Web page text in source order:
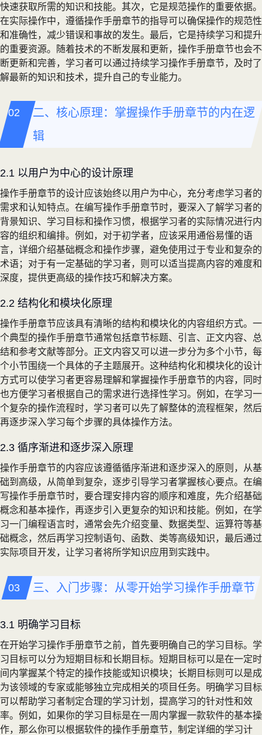
快速获取所需的知识和技能。其次，它是规范操作的重要依据。
在实际操作中，遵循操作手册章节的指导可以确保操作的规范性
和准确性，减少错误和事故的发生。最后，它是持续学习和提升
的重要资源。随着技术的不断发展和更新，操作手册章节也会不
断更新和完善，学习者可以通过持续学习操作手册章节，及时了
解最新的知识和技术，提升自己的专业能力。
二、核心原理：掌握操作手册章节的内在逻
辑
2.1 以用户为中心的设计原理
操作手册章节的设计应该始终以用户为中心，充分考虑学习者的
需求和认知特点。在编写操作手册章节时，要深入了解学习者的
背景知识、学习目标和操作习惯，根据学习者的实际情况进行内
容的组织和编排。例如，对于初学者，应该采用通俗易懂的语
言，详细介绍基础概念和操作步骤，避免使用过于专业和复杂的
术语；对于有一定基础的学习者，则可以适当提高内容的难度和
深度，提供更高级的操作技巧和解决方案。
2.2 结构化和模块化原理
操作手册章节应该具有清晰的结构和模块化的内容组织方式。一
个典型的操作手册章节通常包括章节标题、引言、正文内容、总
结和参考文献等部分。正文内容又可以进一步分为多个小节，每
个小节围绕一个具体的子主题展开。这种结构化和模块化的设计
方式可以使学习者更容易理解和掌握操作手册章节的内容，同时
也方便学习者根据自己的需求进行选择性学习。例如，在学习一
个复杂的操作流程时，学习者可以先了解整体的流程框架，然后
再逐步深入学习每个步骤的具体操作方法。
2.3 循序渐进和逐步深入原理
操作手册章节的内容应该遵循循序渐进和逐步深入的原则，从基
础到高级，从简单到复杂，逐步引导学习者掌握核心要点。在编
写操作手册章节时，要合理安排内容的顺序和难度，先介绍基础
概念和基本操作，再逐步引入更复杂的知识和技能。例如，在学
习一门编程语言时，通常会先介绍变量、数据类型、运算符等基
础概念，然后再学习控制语句、函数、类等高级知识，最后通过
实际项目开发，让学习者将所学知识应用到实践中。
三、入门步骤：从零开始学习操作手册章节
3.1 明确学习目标
在开始学习操作手册章节之前，首先要明确自己的学习目标。学
习目标可以分为短期目标和长期目标。短期目标可以是在一定时
间内掌握某个特定的操作技能或知识模块；长期目标则可以是成
为该领域的专家或能够独立完成相关的项目任务。明确学习目标
可以帮助学习者制定合理的学习计划，提高学习的针对性和效
率。例如，如果你的学习目标是在一周内掌握一款软件的基本操
作，那么你可以根据软件的操作手册章节，制定详细的学习计